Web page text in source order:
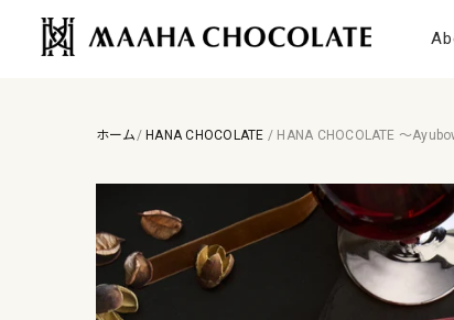
コンテンツにスキップ
MAAHA CHOCOLATE
ホーム / HANA CHOCOLATE / HANA CHOCOLATE 〜